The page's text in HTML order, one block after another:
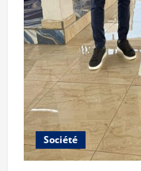
Société